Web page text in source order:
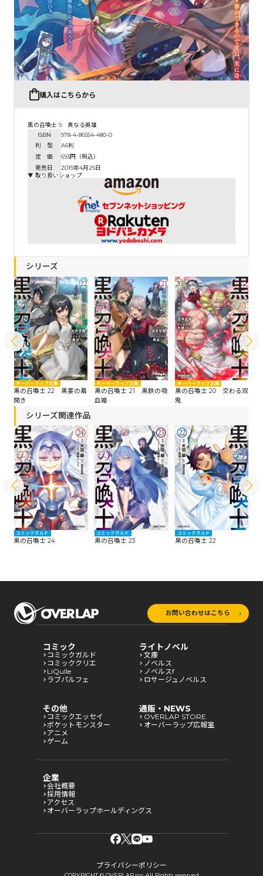
購入はこちらから
黒の召喚士 9 真なる英雄
ISBN
978-4-86554-480-0
判 型
A6判
定 価
693円（税込）
発売日
2019年4月25日
▼ 取り扱いショップ
シリーズ
オーバーラップ文庫
黒の召喚士 22 黒宴の幕
開き
オーバーラップ文庫
黒の召喚士 21 黒鉄の吸
血姫
オーバーラップ文庫
黒の召喚士 20 交わる双
鬼
シリーズ関連作品
コミックガルド
黒の召喚士 24
コミックガルド
黒の召喚士 23
コミックガルド
黒の召喚士 22
お問い合わせはこちら
コミック
コミックガルド
コミッククリエ
LiQulle
ラブパルフェ
ライトノベル
文庫
ノベルス
ノベルスf
ロサージュノベルス
その他
コミックエッセイ
ポケットモンスター
アニメ
ゲーム
通販・NEWS
OVERLAP STORE
オーバーラップ広報室
企業
会社概要
採用情報
アクセス
オーバーラップホールディングス
プライバシーポリシー